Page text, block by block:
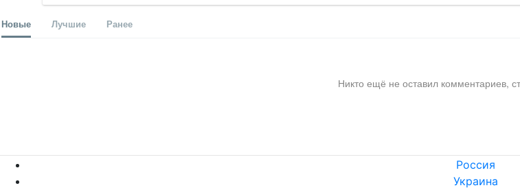
Новые Лучшие Ранее
Никто ещё не оставил комментариев,
Россия
Украина